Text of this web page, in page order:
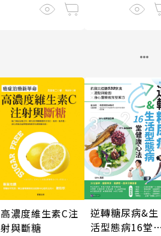
高濃度維生素C注
射與斷糖
逆轉糖尿病&生
活型態病16堂